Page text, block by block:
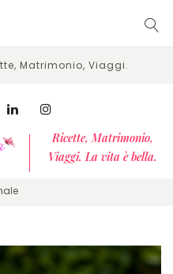
Matrimonio, Viaggi.
Ricette, Matrimonio,
Viaggi. La vita è bella.
LinkedinInstagram